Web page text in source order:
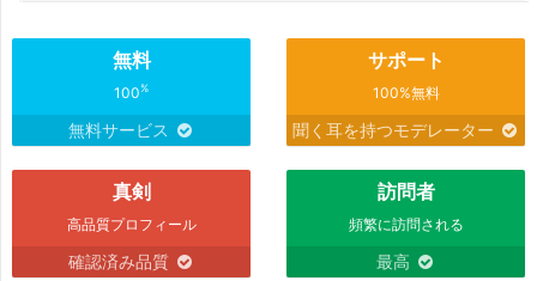
無料
100%
無料サービス
サポート
100%無料
聞く耳を持つモデレーター
真剣
高品質プロフィール
確認済み品質
訪問者
頻繁に訪問される
最高